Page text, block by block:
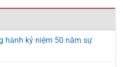
hành kỷ niệm 50 năm sự